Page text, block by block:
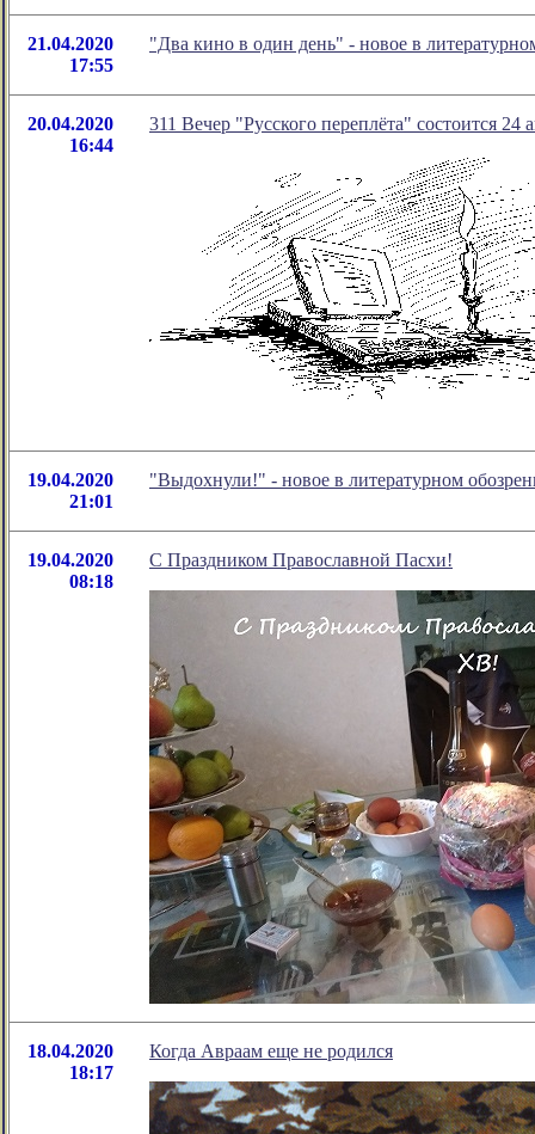
21.04.2020
17:55
"Два кино в один день" - новое в
20.04.2020
16:44
311 Вечер "Русского переплёта" состоится 24
19.04.2020
21:01
"Выдохнули!" - новое в литературном
19.04.2020
08:18
C Праздником Православной Пасхи!
18.04.2020
18:17
Когда Авраам еще не родился